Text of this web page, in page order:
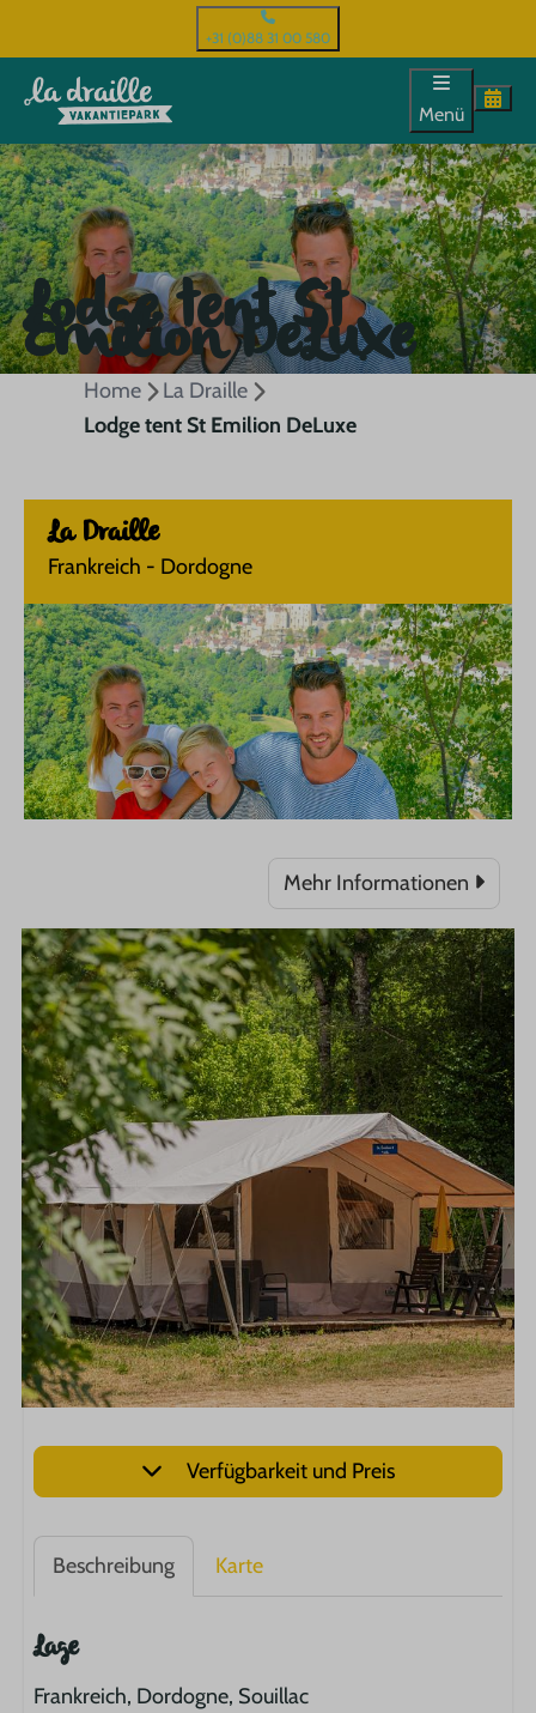
+31 (0)88 31 00 580
Menü
Lodge tent St
Emilion DeLuxe
Home
La Draille
Lodge tent St Emilion DeLuxe
La Draille
Frankreich - Dordogne
Mehr Informationen
Verfügbarkeit und Preis
Beschreibung Karte
Lage
Frankreich, Dordogne, Souillac